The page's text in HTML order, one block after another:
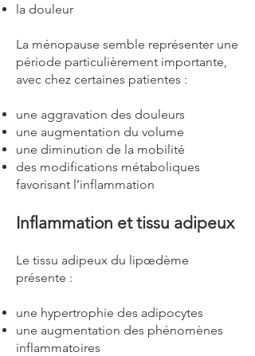
la douleur
La ménopause semble représenter une
période particulièrement importante,
avec chez certaines patientes :
une aggravation des douleurs
une augmentation du volume
une diminution de la mobilité
des modifications métaboliques
favorisant l’inflammation
Inflammation et tissu adipeux
Le tissu adipeux du lipœdème
présente :
une hypertrophie des adipocytes
une augmentation des phénomènes
inflammatoires